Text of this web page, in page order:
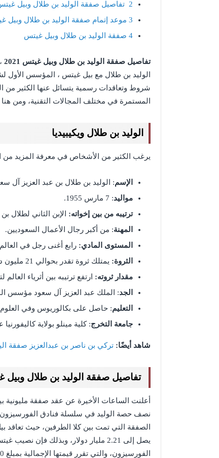
2 تفاصيل صفقة الوليد بن طلال وبيل غيتس
3 موعد إتمام صفقة الوليد بن طلال وبيل
4 صفقة الوليد بن طلال وبيل غيتس
تفاصيل صفقة الوليد بن طلال وبيل غيتس 2021
الوليد بن طلال مع بيل غيتس ، المؤسس
شروط وتعاقدات رسمية يتسائل عنها الكثير من
المستمرة في مختلف المجالات التقنية، ومن هنا
الوليد بن طلال ويكيبيديا
يرغب الكثير من الأشخاص في معرفة المزيد من
الإسم: الوليد بن طلال بن عبد العزيز آل
مواليد: 7 مارس 1955.
ترتيبه من بين إخواته: الإبن الثاني لطلال
المهنة: من أكبر رجال الأعمال السعوديين.
المستوى المادي: رابع أغنى رجل في
الثروة: يمتلك ثروة تقدر بحوالي 21 مليون دولار.
مقدار ثروته: ارتفع ترتيبه بين أثرياء العالم لتصل
الجد: الملك عبد العزيز آل سعود مؤسس
التعليم: حاصل على بكالوريوس وفي العلوم
جامعة التخرج: كلية مينلو بولاية كاليفورنيا عام
شاهد أيضًا: تركي بن ناصر بن عبدالعزيز صفقة
تفاصيل صفقة الوليد بن طلال وبيل
أعلنت الساعات الأخيرة عن عقد صفقة مليونية
الصفقة التي تمت بين كلا الطرفين، حيث
الفورسيزون، والتي تقرر قيمتها الإجمالية بمبلغ 10 مليار دولار.